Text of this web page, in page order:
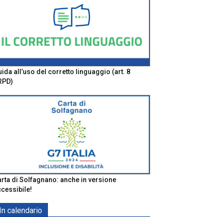
all’uso del corretto linguaggio (art. 8
di Solfagnano: anche in versione
In calendario